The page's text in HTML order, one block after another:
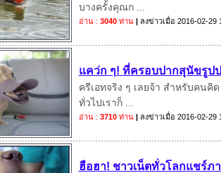
บางครั้งคุณก ...
อ่าน : 3040ท่าน | ลงข่าวเมื่อ 2016-02-29
แคว่ก ๆ! ที่ครอบปากสุนัขรูปป
ครีเอทจริง ๆ เลยจ้า สำหรับคน
ทั่วไปเราก็ ...
อ่าน : 3710ท่าน | ลงข่าวเมื่อ 2016-02-29
ฮือฮา! ชาวเน็ตทั่วโลกแชร์ภ